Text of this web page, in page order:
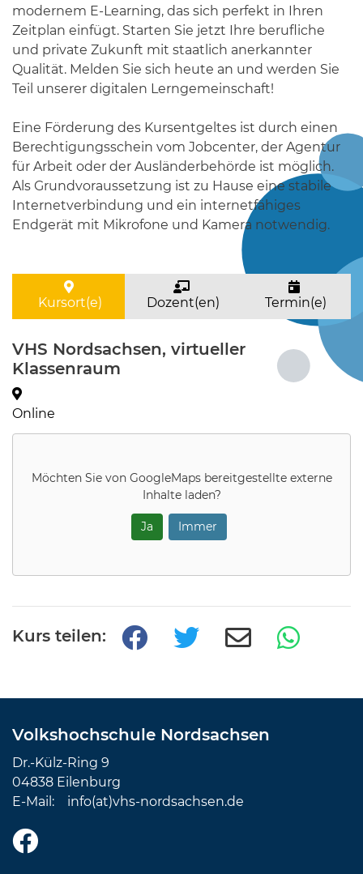
modernem E-Learning, das sich perfekt in Ihren
Zeitplan einfügt. Starten Sie jetzt Ihre berufliche
und private Zukunft mit staatlich anerkannter
Qualität. Melden Sie sich heute an und werden Sie
Teil unserer digitalen Lerngemeinschaft!
Eine Förderung des Kursentgeltes ist durch einen
Berechtigungsschein vom Jobcenter, der Agentur
für Arbeit oder der Ausländerbehörde ist möglich.
Als Grundvoraussetzung ist zu Hause eine stabile
Internetverbindung und ein internetfähiges
Endgerät mit Mikrofone und Kamera notwendig.
Kursort(e) Dozent(en) Termin(e)
VHS Nordsachsen, virtueller
Klassenraum
Online
Möchten Sie von GoogleMapsbereitgestellte externe
Inhalte laden?
Ja Immer
Kurs teilen:
Volkshochschule Nordsachsen
Dr.-Külz-Ring 9
04838 Eilenburg
E-Mail: info(at)vhs-nordsachsen.de